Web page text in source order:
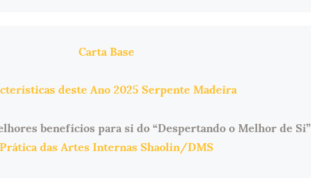
Carta Base
deste Ano 2025 Serpente Madeira
benefícios para si do “Despertando o Melhor de Si”
Prática das Artes Internas Shaolin/DMS